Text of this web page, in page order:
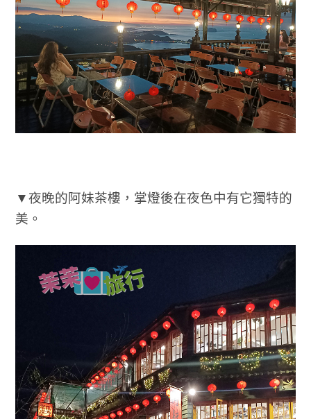
▼夜晚的阿妹茶樓，掌燈後在夜色中有它獨特的
美。